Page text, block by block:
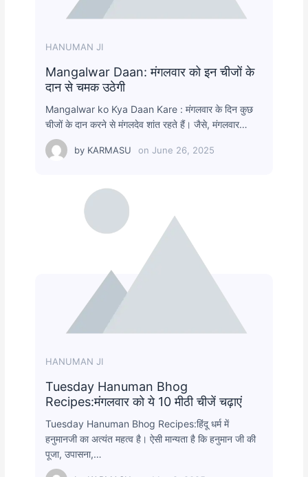
HANUMAN JI
Mangalwar Daan: मंगलवार को इन चीजों के
दान से चमक उठेगी
Mangalwar ko Kya Daan Kare : मंगलवार के दिन कुछ
चीजों के दान करने से मंगलदेव शांत रहते हैं। जैसे, मंगलवार…
by KARMASU onJune 26, 2025
HANUMAN JI
Tuesday Hanuman Bhog
Recipes:मंगलवार को ये 10 मीठी चीजें चढ़ाएं
Tuesday Hanuman Bhog Recipes:हिंदू धर्म में
हनुमानजी का अत्यंत महत्व है। ऐसी मान्यता है कि हनुमान जी की
पूजा, उपासना,…